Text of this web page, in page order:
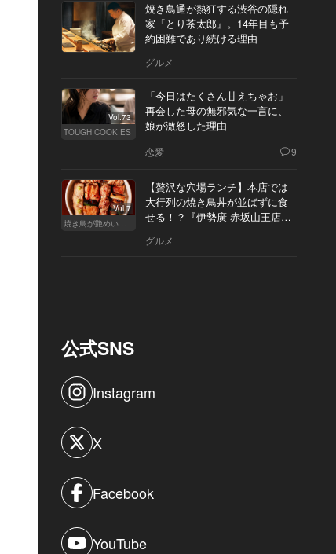
焼き鳥通が熱狂する渋谷の隠れ
家『とり茶太郎』。14年目も予
約困難であり続ける理由
グルメ
Vol.73
TOUGH COOKIES
「今日はたくさん甘えちゃお」
再会した母の無邪気な一言に、
娘が激怒した理由
恋愛 9
Vol.7
焼き鳥が艶めいてきた
【贅沢な穴場ランチ】本店では
大行列の焼き鳥丼が並ばずに食
せる！？『伊勢廣 赤坂山王店』
グルメ
公式SNS
Instagram
X
Facebook
YouTube